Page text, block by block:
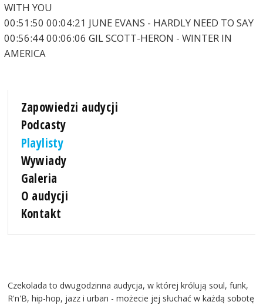
WITH YOU
00:51:50 00:04:21 JUNE EVANS - HARDLY NEED TO SAY
00:56:44 00:06:06 GIL SCOTT-HERON - WINTER IN
AMERICA
Zapowiedzi audycji
Podcasty
Playlisty
Wywiady
Galeria
O audycji
Kontakt
Czekolada to dwugodzinna audycja, w której królują soul, funk,
R'n'B, hip-hop, jazz i urban - możecie jej słuchać w każdą sobotę